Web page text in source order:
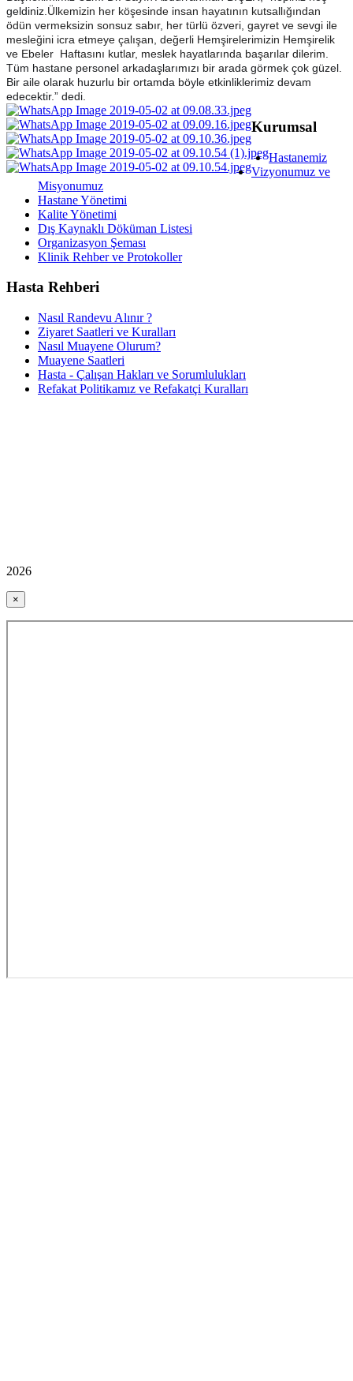
geldiniz. Ülkemizin her köşesinde insan hayatının kutsallığından
ödün vermeksizin sonsuz sabır, her türlü özveri, gayret ve sevgi ile
mesleğini icra etmeye çalışan, değerli Hemşirelerimizin Hemşirelik
ve Ebeler Haftasını kutlar, meslek hayatlarında başarılar dilerim.
Tüm hastane personel arkadaşlarımızı bir arada görmek çok güzel.
Bir aile olarak huzurlu bir ortamda böyle etkinliklerimiz devam
edecektir.” dedi.
Kurumsal
Hastanemiz
Vizyonumuz ve
Misyonumuz
Hastane Yönetimi
Kalite Yönetimi
Dış Kaynaklı Döküman Listesi
Organizasyon Şeması
Klinik Rehber ve Protokoller
Hasta Rehberi
Nasıl Randevu Alınır ?
Ziyaret Saatleri ve Kuralları
Nasıl Muayene Olurum?
Muayene Saatleri
Hasta - Çalışan Hakları ve Sorumlulukları
Refakat Politikamız ve Refakatçi Kuralları
2026
×